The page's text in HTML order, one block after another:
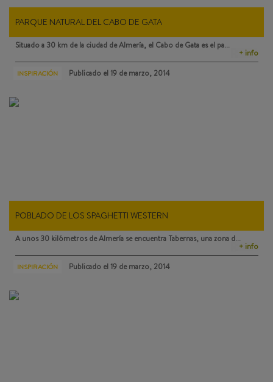
PARQUE NATURAL DEL CABO DE GATA
Situado a 30 km de la ciudad de Almería, el Cabo de Gata es el pa…
+ info
INSPIRACIÓN Publicado el 19 de marzo, 2014
POBLADO DE LOS SPAGHETTI WESTERN
A unos 30 kilómetros de Almería se encuentra Tabernas, una zona d…
+ info
INSPIRACIÓN Publicado el 19 de marzo, 2014